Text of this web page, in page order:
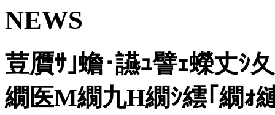
NEWS
荳贋ｻ｣蟾･讌ｭ譬ｪ蠑丈ｼ
繝医Μ繝九Η繝ｼ繧｢繝ｫ